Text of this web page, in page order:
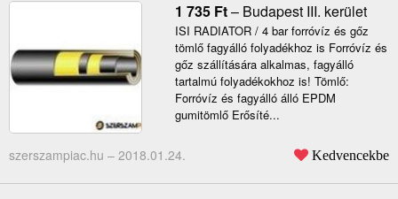
1 735 Ft– Budapest III. kerület
ISI RADIATOR / 4 bar forróvíz és gőz
tömlő fagyálló folyadékhoz is Forróvíz és
gőz szállítására alkalmas, fagyálló
tartalmú folyadékokhoz is! Tömlő:
Forróvíz és fagyálló álló EPDM
gumitömlő Erősíté...
szerszampiac.hu – 2018.01.24. Kedvencekbe